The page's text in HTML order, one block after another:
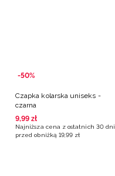
-50%
Czapka kolarska uniseks -
czarna
9,99 zł
Najniższa cena z ostatnich 30 dni
przed obniżką 19,99 zł